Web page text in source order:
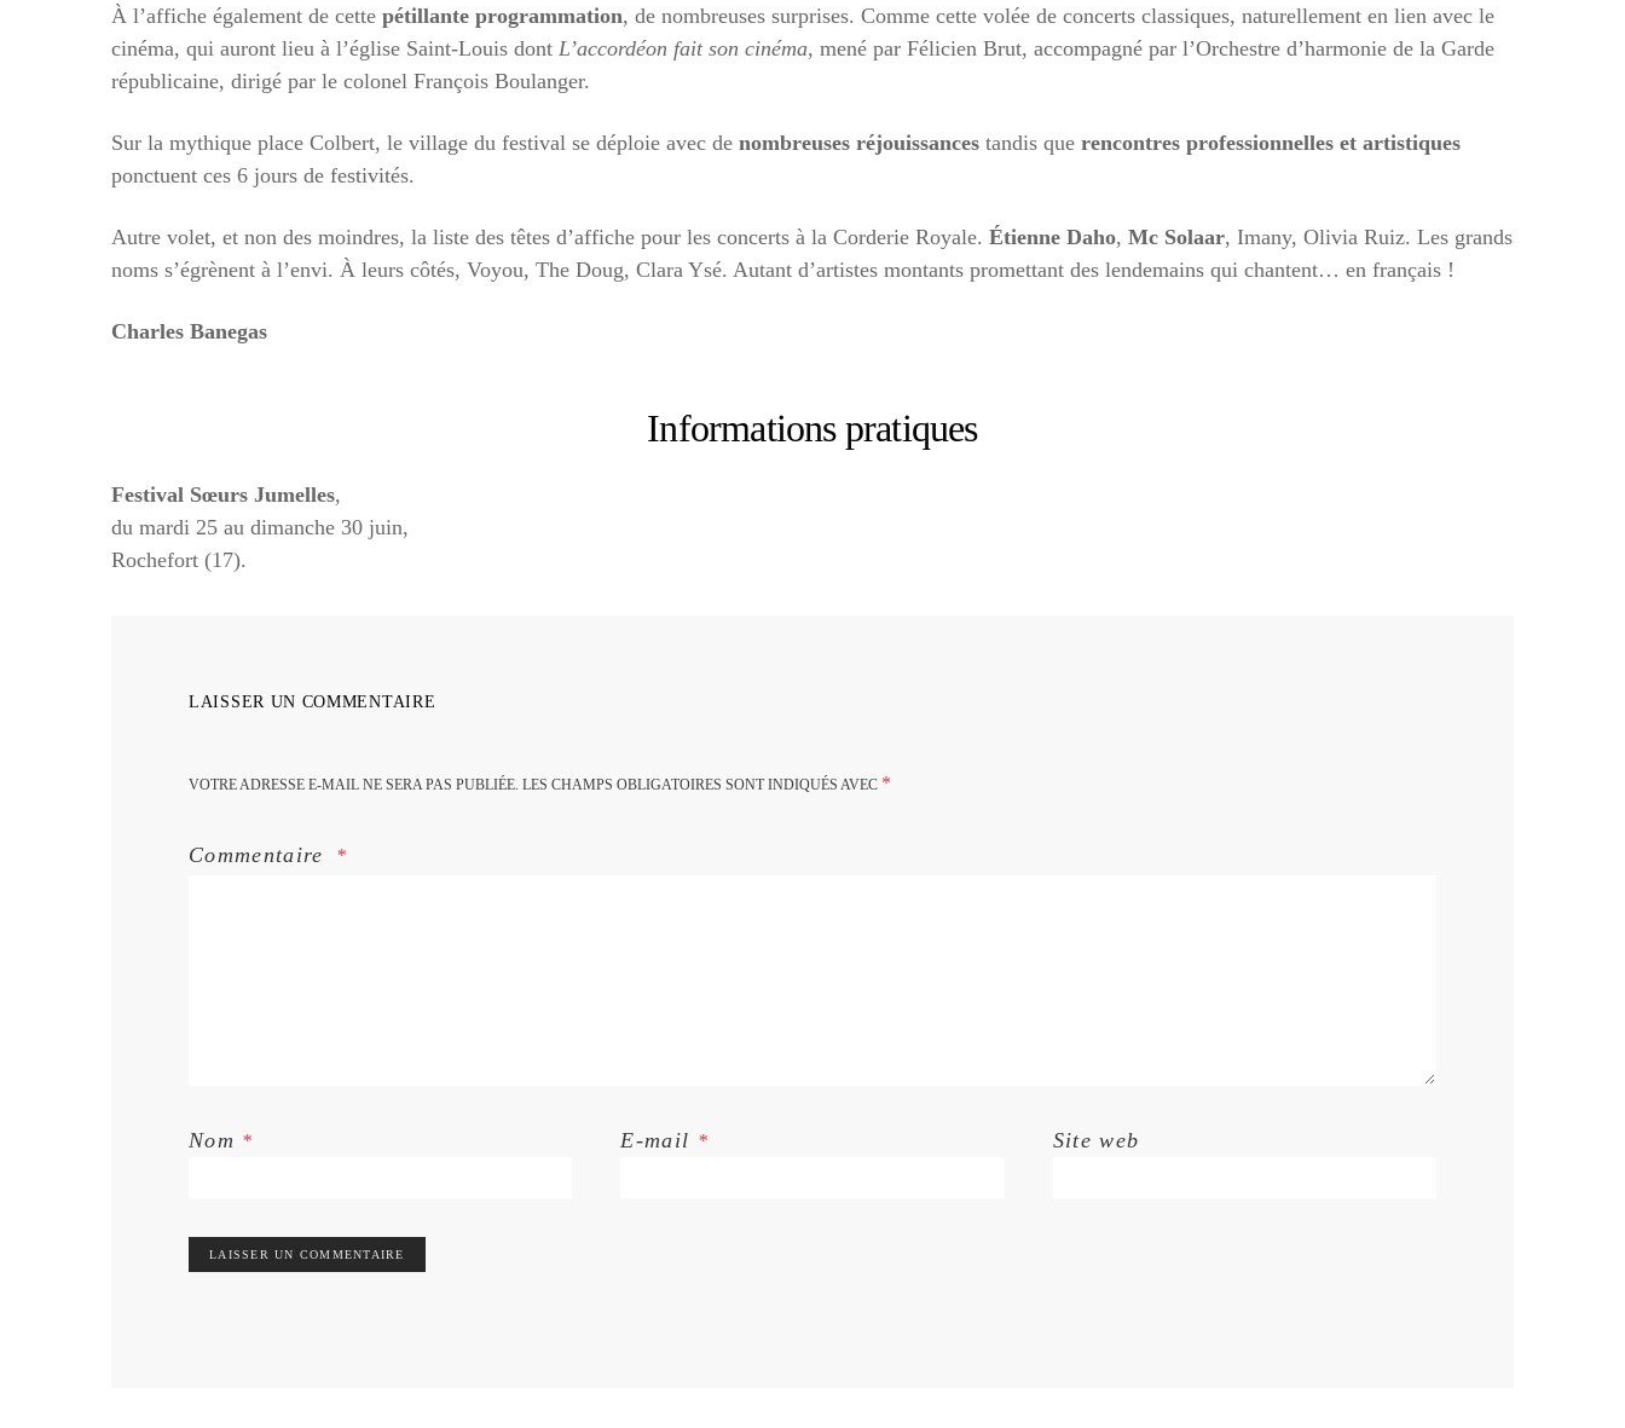
À l’affiche également de cette pétillante programmation, de nombreuses surprises. Comme cette volée de concerts classiques, naturellement en lien avec le
cinéma, qui auront lieu à l’église Saint-Louis dont L’accordéon fait son cinéma, mené par Félicien Brut, accompagné par l’Orchestre d’harmonie de la Garde
républicaine, dirigé par le colonel François Boulanger.
Sur la mythique place Colbert, le village du festival se déploie avec de nombreuses réjouissances tandis que rencontres professionnelles et artistiques
ponctuent ces 6 jours de festivités.
Autre volet, et non des moindres, la liste des têtes d’affiche pour les concerts à la Corderie Royale. Étienne Daho, Mc Solaar, Imany, Olivia Ruiz. Les grands
noms s’égrènent à l’envi. À leurs côtés, Voyou, The Doug, Clara Ysé. Autant d’artistes montants promettant des lendemains qui chantent… en français !
Charles Banegas
Informations pratiques
Festival Sœurs Jumelles,
du mardi 25 au dimanche 30 juin,
Rochefort (17).
LAISSER UN COMMENTAIRE
VOTRE ADRESSE E-MAIL NE SERA PAS PUBLIÉE. LES CHAMPS OBLIGATOIRES SONT INDIQUÉS AVEC *
Commentaire
Nom * E-mail * Site web